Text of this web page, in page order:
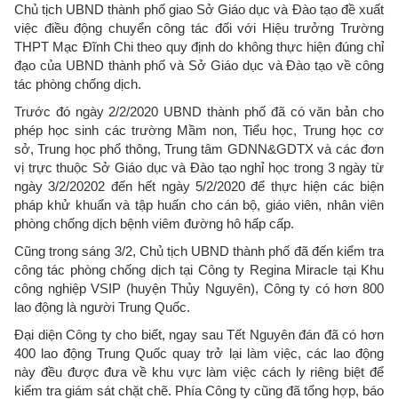
Chủ tịch UBND thành phố giao Sở Giáo dục và Đào tạo đề xuất
việc điều động chuyển công tác đối với Hiệu trưởng Trường
THPT Mạc Đĩnh Chi theo quy định do không thực hiện đúng chỉ
đạo của UBND thành phố và Sở Giáo dục và Đào tạo về công
tác phòng chống dịch.
Trước đó ngày 2/2/2020 UBND thành phố đã có văn bản cho
phép học sinh các trường Mầm non, Tiểu học, Trung học cơ
sở, Trung học phổ thông, Trung tâm GDNN&GDTX và các đơn
vị trực thuộc Sở Giáo dục và Đào tạo nghỉ học trong 3 ngày từ
ngày 3/2/20202 đến hết ngày 5/2/2020 để thực hiện các biện
pháp khử khuẩn và tập huấn cho cán bộ, giáo viên, nhân viên
phòng chống dịch bệnh viêm đường hô hấp cấp.
Cũng trong sáng 3/2, Chủ tịch UBND thành phố đã đến kiểm tra
công tác phòng chống dịch tại Công ty Regina Miracle tại Khu
công nghiệp VSIP (huyện Thủy Nguyên), Công ty có hơn 800
lao động là người Trung Quốc.
Đại diện Công ty cho biết, ngay sau Tết Nguyên đán đã có hơn
400 lao động Trung Quốc quay trở lại làm việc, các lao động
này đều được đưa về khu vực làm việc cách ly riêng biệt để
kiểm tra giám sát chặt chẽ. Phía Công ty cũng đã tổng hợp, báo